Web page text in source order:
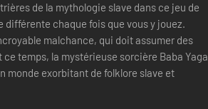
de la mythologie slave dans ce jeu de
chaque fois que vous y jouez.
malchance, qui doit assumer des
temps, la mystérieuse sorcière Baba Yaga